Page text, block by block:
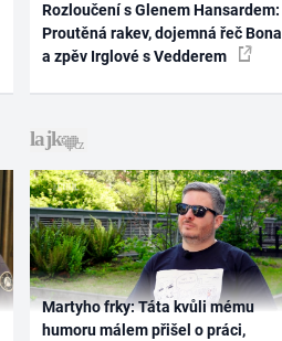
Rozloučení s Glenem Hansardem:
Proutěná rakev, dojemná řeč Bona
a zpěv Irglové s Vedderem
Martyho frky: Táta kvůli mému
humoru málem přišel o práci,